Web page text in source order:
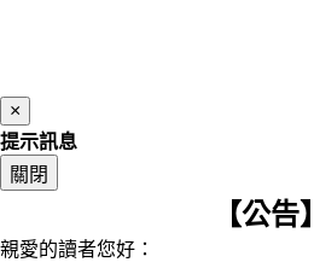
×
提示訊息
關閉
【公告】
親愛的讀者您好：